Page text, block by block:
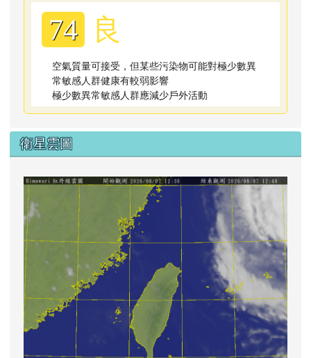
74 良
空氣質量可接受，但某些污染物可能對極少數異
常敏感人群健康有較弱影響
極少數異常敏感人群應減少戶外活動
衛星雲圖
link